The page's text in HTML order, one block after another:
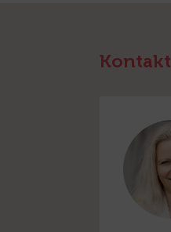
Kontakt